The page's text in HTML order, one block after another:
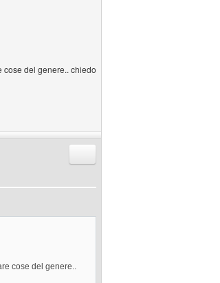
cose del genere.. chiedo
cose del genere..